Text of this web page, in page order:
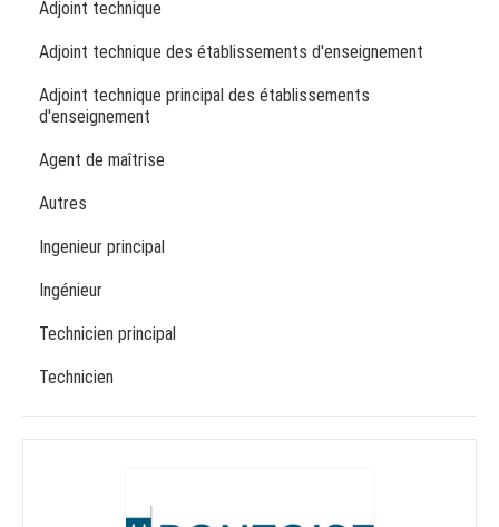
Adjoint technique
Adjoint technique des établissements d'enseignement
Adjoint technique principal des établissements
d'enseignement
Agent de maîtrise
Autres
Ingenieur principal
Ingénieur
Technicien principal
Technicien